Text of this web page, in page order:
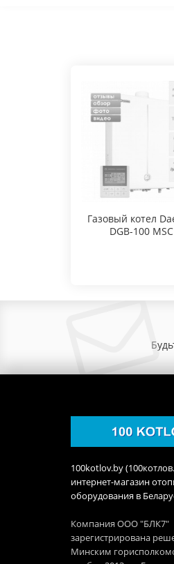
Газовый котел
DGB-100 MSC
100kotlov.by
интернет-магазин
оборудования в
Компания ООО "БЛК7"
зарегистрирована
Минским